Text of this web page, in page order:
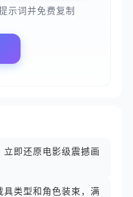
示词并免费复制
即还原电影级震撼画
具类型和角色装束，满